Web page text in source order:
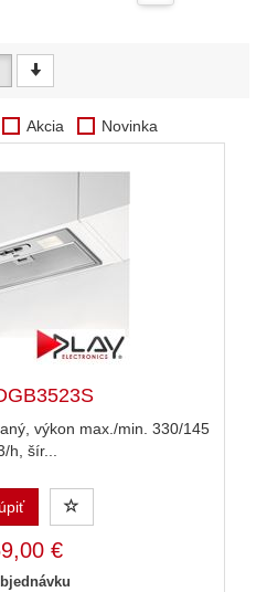
Akcia Novinka
výkon max./min. 330/145
h, šír...
€